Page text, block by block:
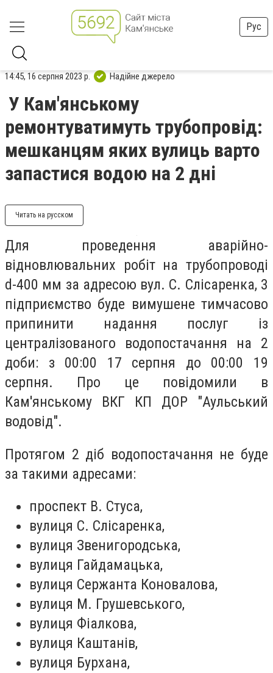
Рус
14:45, 16 серпня 2023 р. Надійне джерело
У Кам'янському
ремонтуватимуть трубопровід:
мешканцям яких вулиць варто
запастися водою на 2 дні
Читать на русском
Для проведення аварійно-
відновлювальних робіт на трубопроводі
d-400 мм за адресою вул. С. Слісаренка, 3
підприємство буде вимушене тимчасово
припинити надання послуг із
централізованого водопостачання на 2
доби: з 00:00 17 серпня до 00:00 19
серпня. Про це повідомили в
Кам'янському ВКГ КП ДОР "Аульський
водовід".
Протягом 2 діб водопостачання не буде
за такими адресами:
проспект В. Стуса,
вулиця С. Слісаренка,
вулиця Звенигородська,
вулиця Гайдамацька,
вулиця Сержанта Коновалова,
вулиця М. Грушевського,
вулиця Фіалкова,
вулиця Каштанів,
вулиця Бурхана,